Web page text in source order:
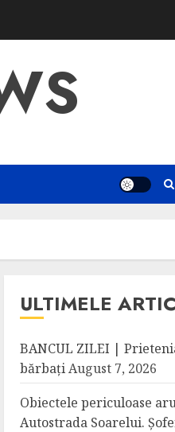
ULTIMELE
BANCUL ZILEI |
bărbațiAugust 7, 2026
Obiectele periculoase
Autostrada Soarelui.